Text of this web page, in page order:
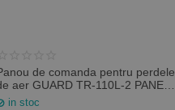
de comanda pentru perdele
aer GUARD TR-110L-2 PANEL
in stoc